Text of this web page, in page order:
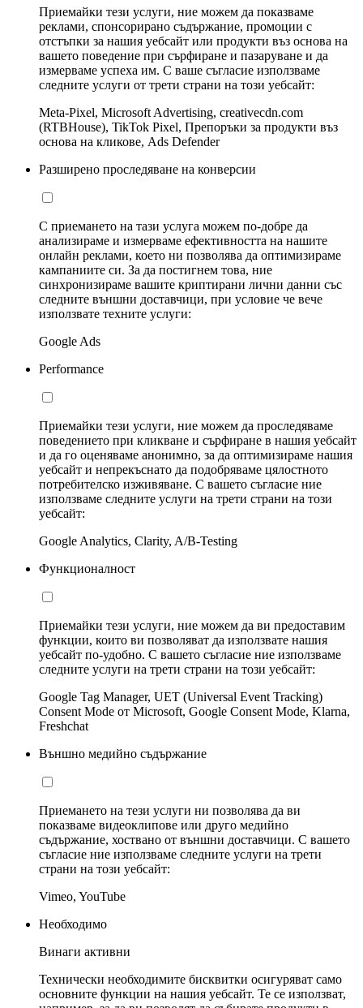
Приемайки тези услуги, ние можем да показваме
реклами, спонсорирано съдържание, промоции с
отстъпки за нашия уебсайт или продукти въз основа на
вашето поведение при сърфиране и пазаруване и да
измерваме успеха им. С ваше съгласие използваме
следните услуги от трети страни на този уебсайт:
Meta-Pixel, Microsoft Advertising, creativecdn.com
(RTBHouse), TikTok Pixel, Препоръки за продукти въз
основа на кликове, Ads Defender
Разширено проследяване на конверсии
С приемането на тази услуга можем по-добре да
анализираме и измерваме ефективността на нашите
онлайн реклами, което ни позволява да оптимизираме
кампаниите си. За да постигнем това, ние
синхронизираме вашите криптирани лични данни със
следните външни доставчици, при условие че вече
използвате техните услуги:
Google Ads
Performance
Приемайки тези услуги, ние можем да проследяваме
поведението при кликване и сърфиране в нашия уебсайт
и да го оценяваме анонимно, за да оптимизираме нашия
уебсайт и непрекъснато да подобряваме цялостното
потребителско изживяване. С вашето съгласие ние
използваме следните услуги на трети страни на този
уебсайт:
Google Analytics, Clarity, A/B-Testing
Функционалност
Приемайки тези услуги, ние можем да ви предоставим
функции, които ви позволяват да използвате нашия
уебсайт по-удобно. С вашето съгласие ние използваме
следните услуги на трети страни на този уебсайт:
Google Tag Manager, UET (Universal Event Tracking)
Consent Mode от Microsoft, Google Consent Mode, Klarna,
Freshchat
Външно медийно съдържание
Приемането на тези услуги ни позволява да ви
показваме видеоклипове или друго медийно
съдържание, хоствано от външни доставчици. С вашето
съгласие ние използваме следните услуги на трети
страни на този уебсайт:
Vimeo, YouTube
Необходимо
Винаги активни
Технически необходимите бисквитки осигуряват само
основните функции на нашия уебсайт. Те се използват,